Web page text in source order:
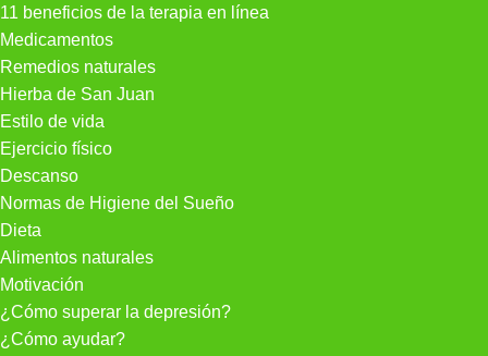
11 beneficios de la terapia en línea
Medicamentos
Remedios naturales
Hierba de San Juan
Estilo de vida
Ejercicio físico
Descanso
Normas de Higiene del Sueño
Dieta
Alimentos naturales
Motivación
¿Cómo superar la depresión?
¿Cómo ayudar?